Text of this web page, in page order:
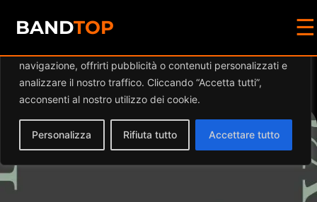
Diamo valore alla tua privacy
navigazione, offrirti pubblicità o contenuti personalizzati e
analizzare il nostro traffico. Cliccando “Accetta tutti”,
acconsenti al nostro utilizzo dei cookie.
Personalizza Rifiuta tutto Accettare tutto
BANDTOP ☰
Events at this location